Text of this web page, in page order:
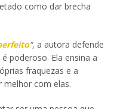
como dar brecha
“, a autora defende
poderoso. Ela ensina a
fraquezas e a
melhor com elas.